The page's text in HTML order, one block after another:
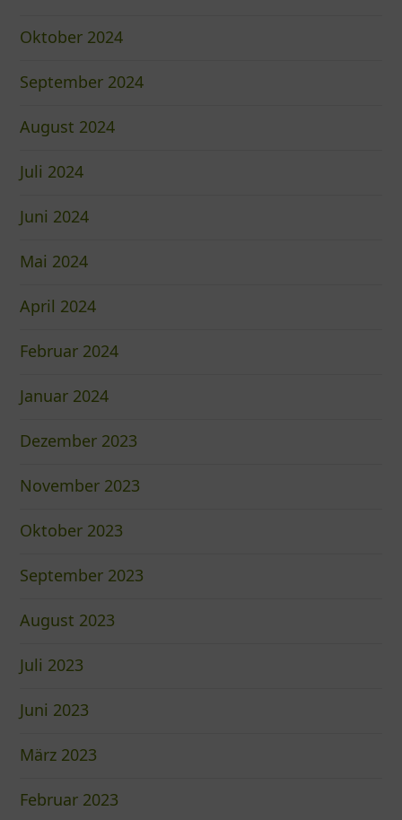
Oktober 2024
September 2024
August 2024
Juli 2024
Juni 2024
Mai 2024
April 2024
Februar 2024
Januar 2024
Dezember 2023
November 2023
Oktober 2023
September 2023
August 2023
Juli 2023
Juni 2023
März 2023
Februar 2023